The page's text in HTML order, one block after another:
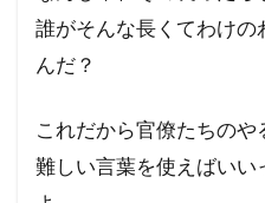
誰がそんな長くてわけの
んだ？
これだから官僚たちのや
難しい言葉を使えばい
レプリコンワクチン
リテラシー